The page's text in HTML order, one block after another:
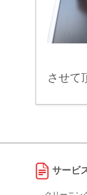
させて
サービ